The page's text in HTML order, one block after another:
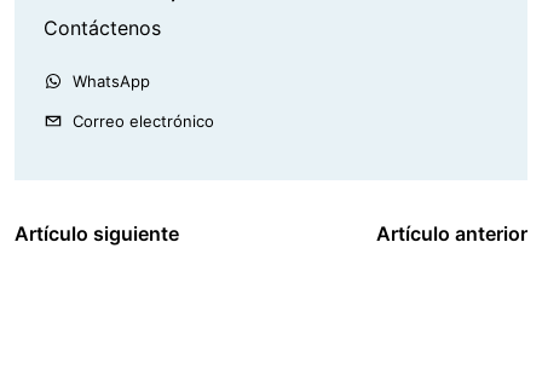
Contáctenos
WhatsApp
Correo electrónico
Artículo siguiente Artículo anterior